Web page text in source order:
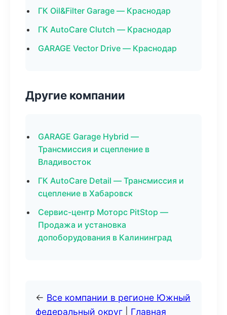
ГК Oil&Filter Garage — Краснодар
ГК AutoCare Clutch — Краснодар
GARAGE Vector Drive — Краснодар
Другие компании
GARAGE Garage Hybrid —
Трансмиссия и сцепление в
Владивосток
ГК AutoCare Detail — Трансмиссия и
сцепление в Хабаровск
Сервис-центр Моторс PitStop —
Продажа и установка
допоборудования в Калининград
← Все компании в регионе Южный
федеральный округ
Главная